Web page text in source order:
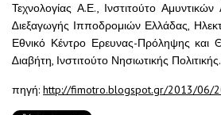
Τεχνολογίας Α.Ε., Ινστιτούτο
∆ιεξαγωγής Ιπποδρομιών Ελλάδας,
Εθνικό Κέντρο Ερευνας-Πρόληψης και
∆ιαβήτη, Ινστιτούτο Νησιωτικής Πολιτικής.
πηγή: http://fimotro.blogspot.gr/2013/06/